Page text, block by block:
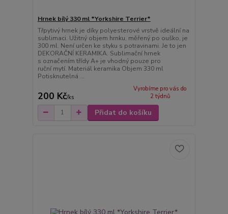
Hrnek bílý 330 ml *Yorkshire Terrier*
Třpytivý hrnek je díky polyesterové vrstvě ideální na
sublimaci. Užitný objem hrnku, měřený po ouško, je
300 ml. Není určen ke styku s potravinami. Je to jen
DEKORAČNÍ KERAMIKA. Sublimační hrnek
s označením třídy A+ je vhodný pouze pro
ruční mytí. Materiál keramika Objem 330 ml
Potisknutelná ...
200 Kč/ks
Vyrobíme pro vás do
2 týdnů
Přidat do košíku